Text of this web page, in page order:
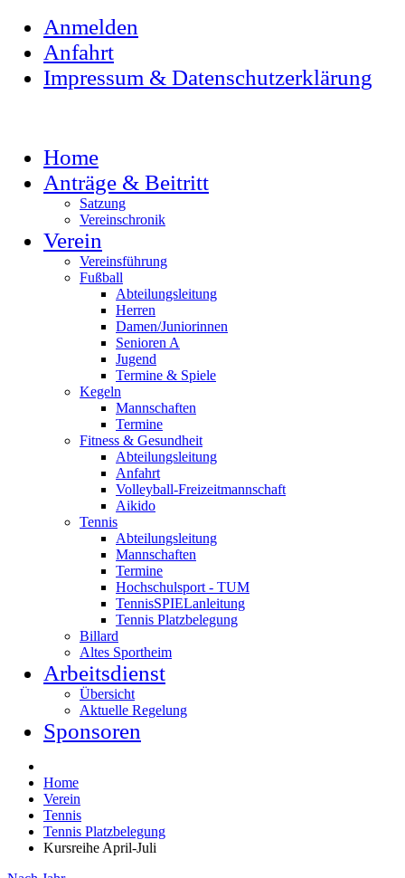
Anmelden
Anfahrt
Impressum & Datenschutzerklärung
Home
Anträge & Beitritt
Satzung
Vereinschronik
Verein
Vereinsführung
Fußball
Abteilungsleitung
Herren
Damen/Juniorinnen
Senioren A
Jugend
Termine & Spiele
Kegeln
Mannschaften
Termine
Fitness & Gesundheit
Abteilungsleitung
Anfahrt
Volleyball-Freizeitmannschaft
Aikido
Tennis
Abteilungsleitung
Mannschaften
Termine
Hochschulsport - TUM
TennisSPIELanleitung
Tennis Platzbelegung
Billard
Altes Sportheim
Arbeitsdienst
Übersicht
Aktuelle Regelung
Sponsoren
Home
Verein
Tennis
Tennis Platzbelegung
Kursreihe April-Juli